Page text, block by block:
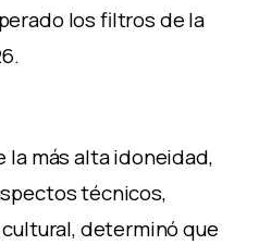
los filtros de la
la más alta idoneidad,
técnicos,
determinó que